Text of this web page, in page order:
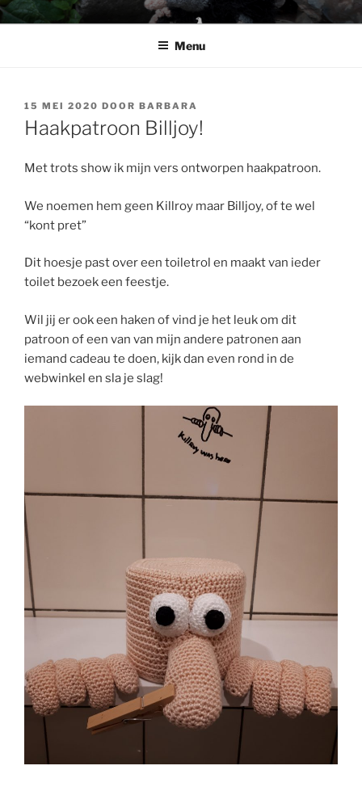
Ga
naarBABSHOP
Barbara's haak en cadeau winkeltje
Menu
GEPLAATST
OP
15 MEI 2020 DOOR BARBARA
Haakpatroon Billjoy!
Met trots show ik mijn vers ontworpen haakpatroon.
We noemen hem geen Killroy maar Billjoy, of te wel
“kont pret”
Dit hoesje past over een toiletrol en maakt van ieder
toilet bezoek een feestje.
Wil jij er ook een haken of vind je het leuk om dit
patroon of een van van mijn andere patronen aan
iemand cadeau te doen, kijk dan even rond in de
webwinkel en sla je slag!